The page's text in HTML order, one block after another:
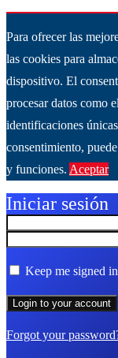
Para ofrecer las
las cookies para
dispositivo. El
procesar datos como
identificaciones
consentimiento,
y funciones. Aceptar
Iniciar sesión
Keep me signed
Forgot your